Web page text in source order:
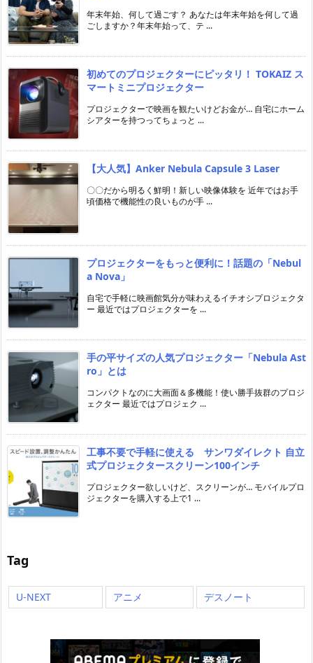
年末年始、何して過ごす？ あなたは年末年始を何して過
ごしますか？年末年始って、テ ...
初めてのプロジェクターにピッタリ！ TOKAIZ ス
マートミニプロジェクター
プロジェクターで映画を観たいけどお金が… 自宅にホーム
シアターを持つってちょっと ...
【大人気】Anker Nebula Capsule 3 Laser
〇〇だから明るく鮮明！新しい映像体験を 近年ではお手
頃価格で機能性の良いものが手 ...
プロジェクターをもっと便利に！話題の「Nebul
a Nova」
自宅で手軽に映画館気分が味わえるイチオシプロジェクタ
ー 最近ではプロジェクターを ...
手の平サイズの人気プロジェクター「Nebula Ast
ro」とは
コンパクトなのに大画面＆多機能！使い勝手抜群のプロジ
ェクター 最近ではプロジェク ...
工事不要で手軽に使える サンワダイレクト 自立
式プロジェクタースクリーン100インチ
プロジェクター欲しいけど、スクリーンが… モバイルプロ
ジェクターを購入する上で1 ...
Tag
U-NEXT アニメ デスノート